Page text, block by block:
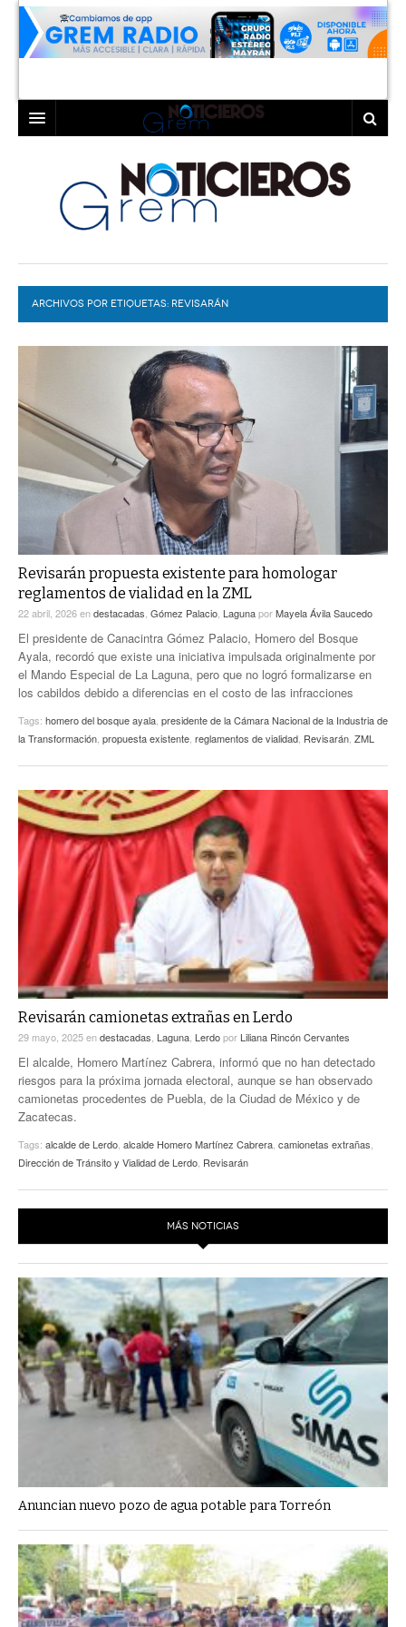
LAGUNA
TORREÓN
GÓMEZ PALACIO
LERDO
COAHUILA
DURANGO
DEPORTES
EL EXACTO
EXA INFORMA
CONTEXTOS
TRAYECTO LAGUNA
A MEDIA MAÑANA
A TODA LEY
DIÁLOGOS CON LA HISTORIA
TWEETS AND BEATS
LA MEJOR 97.1 ESTÉREO GALLITO
ACTUALIDADES GREM
PULSO
COLABORADORES
ACTUALIDADES GREM
ARCHIVOS POR ETIQUETAS: REVISARÁN
Revisarán propuesta existente para homologar
reglamentos de vialidad en la ZML
22 abril, 2026endestacadas Gómez Palacio LagunaporMayela Ávila Saucedo
El presidente de Canacintra Gómez Palacio, Homero del Bosque
Ayala, recordó que existe una iniciativa impulsada originalmente por
el Mando Especial de La Laguna, pero que no logró formalizarse en
los cabildos debido a diferencias en el costo de las infracciones
Tags: homero del bosque ayala presidente de la Cámara Nacional de la Industria de
la Transformación propuesta existente reglamentos de vialidad Revisarán ZML
Revisarán camionetas extrañas en Lerdo
29 mayo, 2025endestacadas Laguna Lerdopor Liliana Rincón Cervantes
El alcalde, Homero Martínez Cabrera, informó que no han detectado
riesgos para la próxima jornada electoral, aunque se han observado
camionetas procedentes de Puebla, de la Ciudad de México y de
Zacatecas.
Tags: alcalde de Lerdo alcalde Homero Martínez Cabrera camionetas extrañas
Dirección de Tránsito y Vialidad de Lerdo Revisarán
MÁS NOTICIAS
Anuncian nuevo pozo de agua potable para Torreón